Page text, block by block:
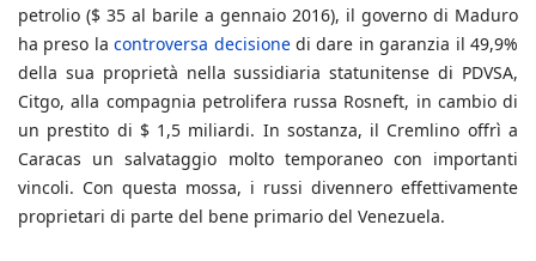
petrolio ($ 35 al barile a gennaio 2016), il governo di Maduro
ha preso lacontroversa decisionedi dare in garanzia il 49,9%
della sua proprietà nella sussidiaria statunitense di PDVSA,
Citgo, alla compagnia petrolifera russa Rosneft, in cambio di
un prestito di $ 1,5 miliardi. In sostanza, il Cremlino offrì a
Caracas un salvataggio molto temporaneo con importanti
vincoli. Con questa mossa, i russi divennero effettivamente
proprietari di parte del bene primario del Venezuela.